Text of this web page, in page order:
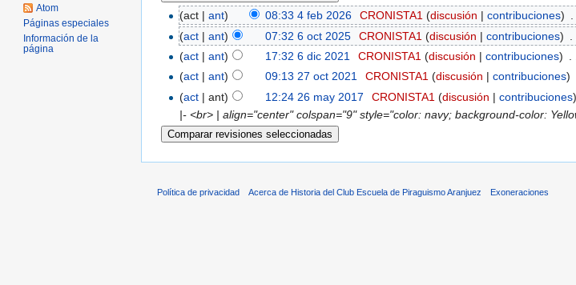
(act |ant) 08:33 4 feb 2026 CRONISTA1 (discusión | contribuciones)
(act |ant) 07:32 6 oct 2025 CRONISTA1 (discusión | contribuciones)
(act |ant) 17:32 6 dic 2021 CRONISTA1 (discusión | contribuciones)
(act |ant) 09:13 27 oct 2021 CRONISTA1 (discusión | contribuciones)
(act | ant) 12:24 26 may 2017 CRONISTA1 (discusión | contribuciones)
|- <br> | align="center" colspan="9" style="color: navy; background-color:
Atom
Páginas especiales
Información de la
página
Política de privacidad Acerca de Historia del Club Escuela de Piraguismo Aranjuez Exoneraciones